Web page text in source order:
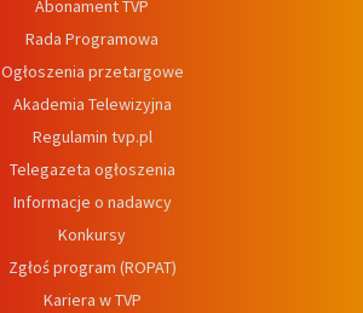
Abonament TVP
Rada Programowa
Ogłoszenia przetargowe
Akademia Telewizyjna
Regulamin tvp.pl
Telegazeta ogłoszenia
Informacje o nadawcy
Konkursy
Zgłoś program (ROPAT)
Kariera w TVP